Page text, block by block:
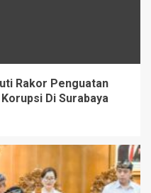
Rakor Penguatan
Di Surabaya